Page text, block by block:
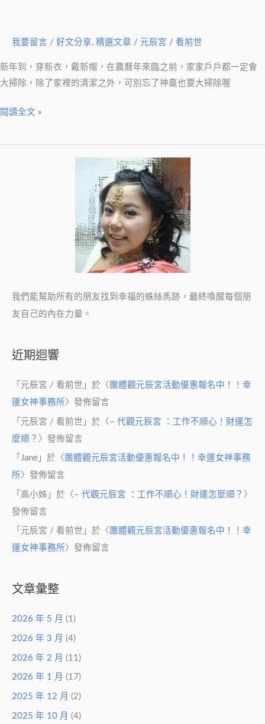
我要留言 / 好文分享, 精選文章 / 元辰宮 / 看前世
新年到，穿新衣，戴新帽，在農曆年來臨之前，家家戶戶都一定會
大掃除，除了家裡的清潔之外，可別忘了神龕也要大掃除喔
最
開
閱讀全文 »
我們能幫助所有的朋友找到幸福的蛛絲馬跡，最終喚醒每個朋
友自己的內在力量。
近期迴響
「 元辰宮 / 看前世 」於〈 團體觀元辰宮活動優惠報名中！！幸
運女神事務所 〉發佈留言
「 元辰宮 / 看前世 」於〈 – 代觀元辰宮 ：工作不順心！財運怎
麼順？ 〉發佈留言
「 Jane 」於〈 團體觀元辰宮活動優惠報名中！！幸運女神事務
所〉發佈留言
「 高小姊 」於〈 – 代觀元辰宮 ：工作不順心！財運怎麼順？ 〉
發佈留言
「 元辰宮 / 看前世 」於〈 團體觀元辰宮活動優惠報名中！！幸
運女神事務所〉發佈留言
文章彙整
2026 年 5 月 (1)
2026 年 3 月 (4)
2026 年 2 月 (11)
2026 年 1 月 (17)
2025 年 12 月 (2)
2025 年 10 月 (4)